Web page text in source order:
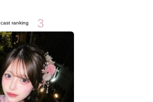
cast ranking 3